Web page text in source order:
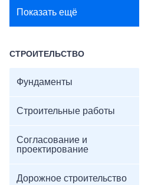
Показать ещё
СТРОИТЕЛЬСТВО
Фундаменты
Строительные работы
Согласование и
проектирование
Дорожное строительство